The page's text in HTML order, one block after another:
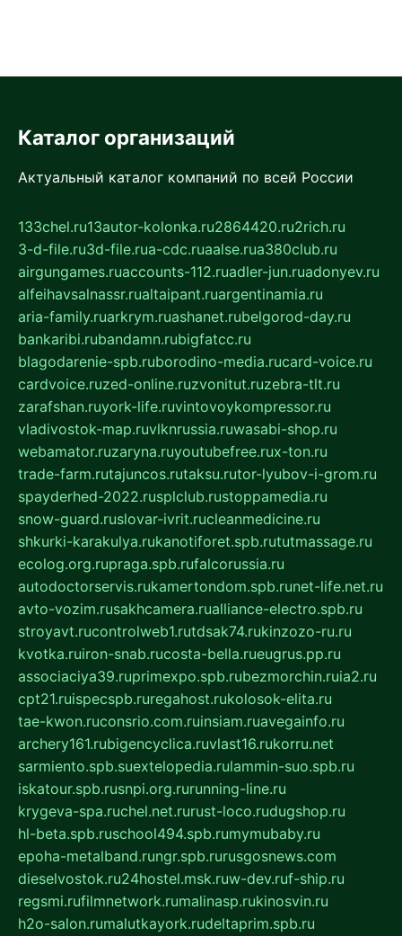
Каталог организаций
Актуальный каталог компаний по всей России
133chel.ru13autor-kolonka.ru2864420.ru2rich.ru
3-d-file.ru3d-file.rua-cdc.ruaalse.rua380club.ru
airgungames.ruaccounts-112.ruadler-jun.ruadonyev.ru
alfeihavsalnassr.rualtaipant.ruargentinamia.ru
aria-family.ruarkrym.ruashanet.rubelgorod-day.ru
bankaribi.rubandamn.rubigfatcc.ru
blagodarenie-spb.ruborodino-media.rucard-voice.ru
cardvoice.ruzed-online.ruzvonitut.ruzebra-tlt.ru
zarafshan.ruyork-life.ruvintovoykompressor.ru
vladivostok-map.ruvlknrussia.ruwasabi-shop.ru
webamator.ruzaryna.ruyoutubefree.rux-ton.ru
trade-farm.rutajuncos.rutaksu.rutor-lyubov-i-grom.ru
spayderhed-2022.rusplclub.rustoppamedia.ru
snow-guard.ruslovar-ivrit.rucleanmedicine.ru
shkurki-karakulya.rukanotiforet.spb.rututmassage.ru
ecolog.org.rupraga.spb.rufalcorussia.ru
autodoctorservis.rukamertondom.spb.runet-life.net.ru
avto-vozim.rusakhcamera.rualliance-electro.spb.ru
stroyavt.rucontrolweb1.rutdsak74.rukinzozo-ru.ru
kvotka.ruiron-snab.rucosta-bella.rueugrus.pp.ru
associaciya39.ruprimexpo.spb.rubezmorchin.ruia2.ru
cpt21.ruispecspb.ruregahost.rukolosok-elita.ru
tae-kwon.ruconsrio.com.ruinsiam.ruavegainfo.ru
archery161.rubigencyclica.ruvlast16.rukorru.net
sarmiento.spb.suextelopedia.rulammin-suo.spb.ru
iskatour.spb.rusnpi.org.rurunning-line.ru
krygeva-spa.ruchel.net.rurust-loco.rudugshop.ru
hl-beta.spb.ruschool494.spb.rumymubaby.ru
epoha-metalband.rungr.spb.rurusgosnews.com
dieselvostok.ru24hostel.msk.ruw-dev.ruf-ship.ru
regsmi.rufilmnetwork.rumalinasp.rukinosvin.ru
h2o-salon.rumalutkayork.rudeltaprim.spb.ru